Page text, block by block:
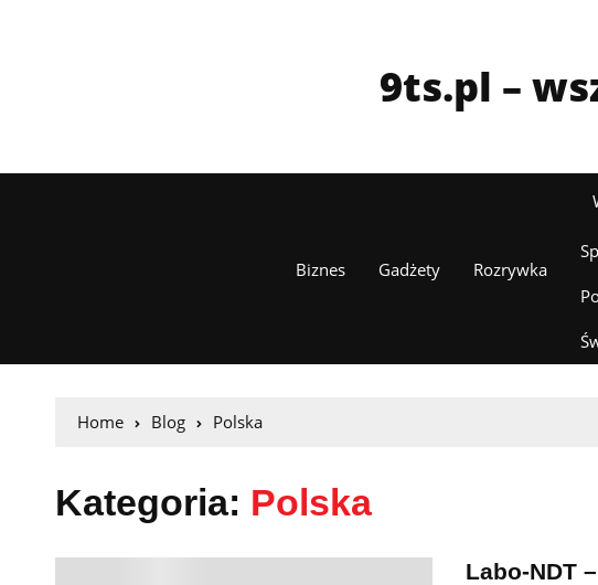
9ts.pl –
Biznes Gadżety Rozrywka
Home Blog Polska
Kategoria: Polska
Labo-NDT